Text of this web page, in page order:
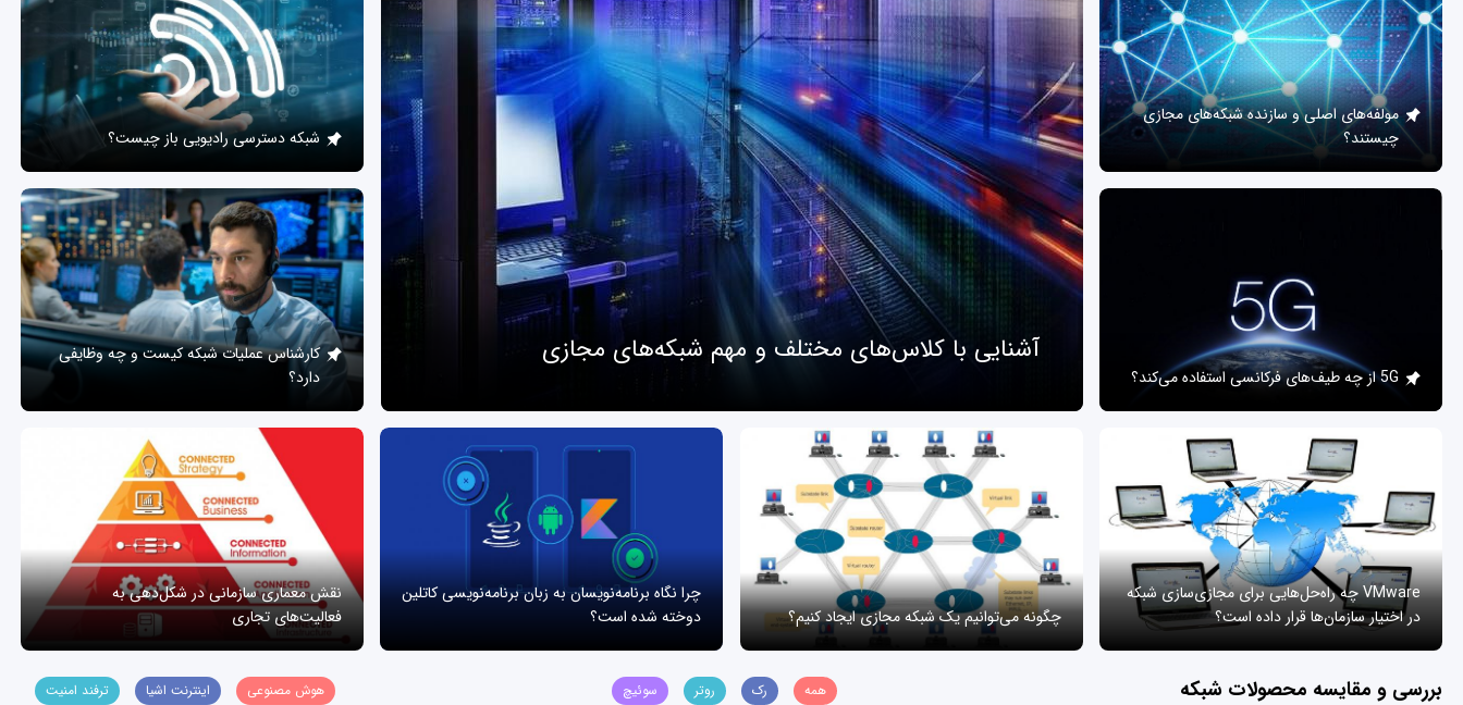
آشنایی با کلاس‌های مختلف و مهم شبکه‌های مجازی
مولفه‌های اصلی و سازنده شبکه‌های مجازی
چیستند؟
5G از چه طیف‌های فرکانسی استفاده می‌کند؟
شبکه دسترسی رادیویی باز چیست؟
کارشناس عملیات شبکه کیست و چه وظایفی
دارد؟
VMware چه راه‌حل‌هایی برای مجازی‌سازی شبکه
در اختیار سازمان‌ها قرار داده است؟
چگونه می‌توانیم یک شبکه مجازی ایجاد کنیم؟
چرا نگاه برنامه‌نویسان به زبان برنامه‌نویسی کاتلین
دوخته شده است؟
نقش معماری سازمانی در شکل‌دهی به
فعالیت‌های تجاری
بررسی و مقایسه محصولات شبکه همه رک روتر سوئیچ هوش مصنوعی اینترنت اشیا ترفند امنیت